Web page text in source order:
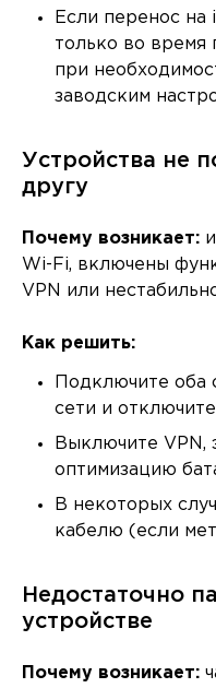
Если перенос на
только во время
при
заводским
Устройства не
другу
Почему возникает:
Wi-Fi, включены
VPN или
Как решить:
Подключите оба
сети и
Выключите VPN,
оптимизацию
В некоторых
кабелю (если
Недостаточно
устройстве
Почему возникает: